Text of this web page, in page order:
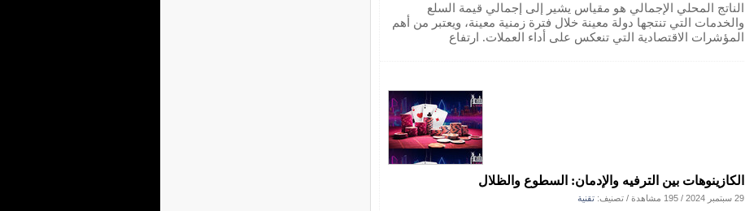
الناتج المحلي الإجمالي هو مقياس يشير إلى إجمالي قيمة السلع
والخدمات التي تنتجها دولة معينة خلال فترة زمنية معينة، ويعتبر من أهم
المؤشرات الاقتصادية التي تنعكس على أداء العملات. ارتفاع
الكازينوهات بين الترفيه والإدمان: السطوع والظلال
29 سبتمبر 2024 / 195 مشاهدة / تصنيف: تقنية